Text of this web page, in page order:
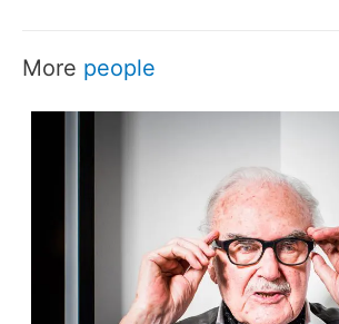
More people